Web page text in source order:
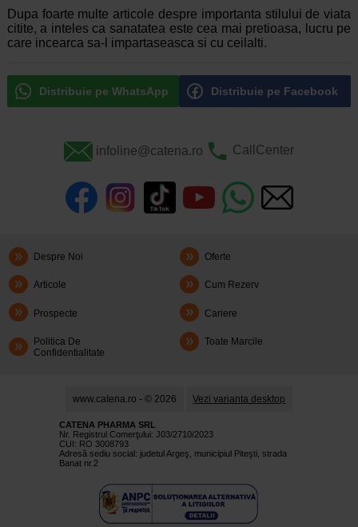
Dupa foarte multe articole despre importanta stilului de viata
citite, a inteles ca sanatatea este cea mai pretioasa, lucru pe
care incearca sa-l impartaseasca si cu ceilalti.
Distribuie pe WhatsApp Distribuie pe Facebook
infoline@catena.ro CallCenter
Despre Noi Oferte
Articole Cum Rezerv
Prospecte Cariere
Politica De
Confidentialitate
Toate Marcile
www.catena.ro - © 2026 Vezi varianta desktop
CATENA PHARMA SRL
Nr. Registrul Comerţului: J03/2710/2023
CUI: RO 3008793
Adresă sediu social: judetul Argeş, municipiul Piteşti, strada
Banat nr.2